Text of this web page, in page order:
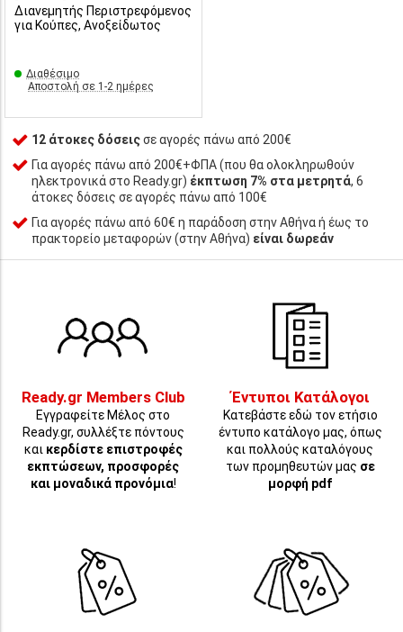
Διανεμητής Περιστρεφόμενος
για Κούπες, Ανοξείδωτος
Διαθέσιμο
Αποστολή σε 1-2 ημέρες
12 άτοκες δόσειςσε αγορές πάνω από 200€
Για αγορές πάνω από 200€+ΦΠΑ (που θα ολοκληρωθούν
ηλεκτρονικά στο Ready.gr) έκπτωση 7% στα μετρητά, 6
άτοκες δόσεις σε αγορές πάνω από 100€
Για αγορές πάνω από 60€ η παράδοση στην Αθήνα ή έως το
πρακτορείο μεταφορών (στην Αθήνα) είναι δωρεάν
Ready.gr Members Club
Εγγραφείτε Μέλος στο
Ready.gr, συλλέξτε πόντους
και κερδίστε επιστροφές
εκπτώσεων, προσφορές
και μοναδικά προνόμια!
Έντυποι Κατάλογοι
Κατεβάστε εδώ τον ετήσιο
έντυπο κατάλογο μας, όπως
και πολλούς καταλόγους
των προμηθευτών μας σε
μορφή pdf